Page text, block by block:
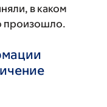
в каком
произошло.